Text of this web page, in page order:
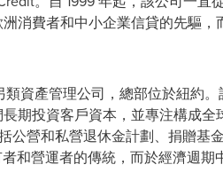
消費者和中小企業信貸的先驅，
資產管理公司，總部位於紐約
期投資客戶資本，並專注構成
營和私營退休金計劃、捐贈基
和營運者的傳統，而於經濟週期